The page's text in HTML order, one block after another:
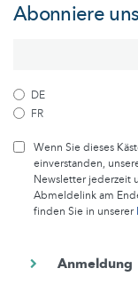
Abonniere
DE
FR
Wenn Sie dieses
einverstanden,
Newsletter jederzeit
Abmeldelink am
finden Sie in unserer